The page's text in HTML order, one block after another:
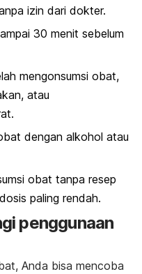
izin dari dokter.
30 menit sebelum
mengonsumsi obat,
atau
dengan alkohol atau
obat tanpa resep
paling rendah.
penggunaan
Anda bisa mencoba